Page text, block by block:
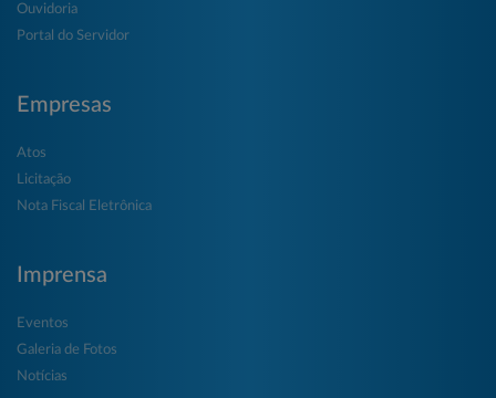
Ouvidoria
Portal do Servidor
Empresas
Atos
Licitação
Nota Fiscal Eletrônica
Imprensa
Eventos
Galeria de Fotos
Notícias